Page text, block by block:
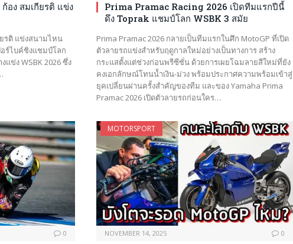
อง สมเกียรติ แข่ง
ยรติ แข่งสนามไหน
อร์ไบค์ชิงแชมป์โลก
แข่ง WSBK 2026 ซึ่ง
Prima Pramac Racing 2026 เปิดทีมแรกปีนี้
ดึง Toprak แชมป์โลก WSBK 3 สมัย
Prima Pramac 2026 กลายเป็นทีมแรกในศึก MotoGP ที่เปิด
ตัวลายรถแข่งสำหรับฤดูกาลใหม่อย่างเป็นทางการ สร้าง
กระแสตั้งแต่ช่วงก่อนพรีซีซั่น ด้วยการเผยโฉมลายสีใหม่ที่ยัง
คงเอกลักษณ์โทนน้ำเงิน-ม่วง พร้อมประกาศความพร้อมเข้าสู่
ยุคเปลี่ยนผ่านครั้งสำคัญของทีม และของ Yamaha Prima
Pramac 2026 เปิดตัวลายรถก่อนใคร…
0
MOTORSPORT
NOVEMBER 14, 2025 0